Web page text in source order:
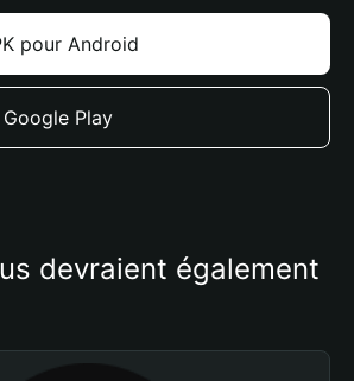
pour Android
Play
devraient également